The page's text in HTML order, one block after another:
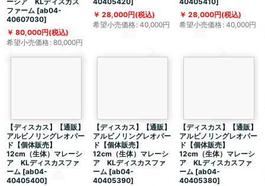
ファーム [ab04-
40607030]
80,000円(税込)
希望小売価格: 80,000円
28,000円(税込)
希望小売価格: 40,000円
28,000円(税込)
希望小売価格: 40,000円
【ディスカス】【通販】
アルビノリングレオパー
ド【個体販売】
12cm（生体）マレーシ
ア KLディスカスファ
ーム [ab04-
40405400]
【ディスカス】【通販】
アルビノリングレオパー
ド【個体販売】
12cm（生体）マレーシ
ア KLディスカスファ
ーム [ab04-
40405390]
【ディスカス】【通販】
アルビノリングレオパー
ド【個体販売】
12cm（生体）マレーシ
ア KLディスカスファ
ーム [ab04-
40405380]